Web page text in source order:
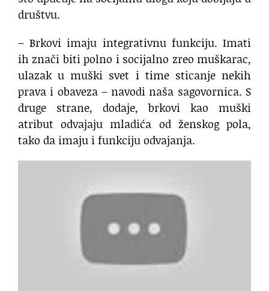
društvu.
– Brkovi imaju integrativnu funkciju. Imati
ih znači biti polno i socijalno zreo muškarac,
ulazak u muški svet i time sticanje nekih
prava i obaveza – navodi naša sagovornica. S
druge strane, dodaje, brkovi kao muški
atribut odvajaju mladića od ženskog pola,
tako da imaju i funkciju odvajanja.